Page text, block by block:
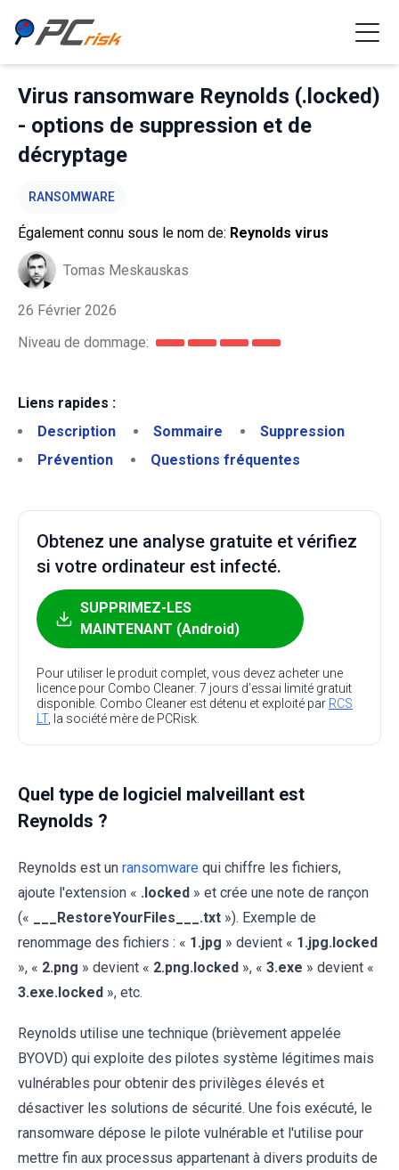
Virus ransomware Reynolds (.locked)
- options de suppression et de
décryptage
RANSOMWARE
Également connu sous le nom de: Reynolds virus
Tomas Meskauskas
26 Février 2026
Niveau de dommage:
Liens rapides :
Description
Sommaire
Suppression
Prévention
Questions fréquentes
Obtenez une analyse gratuite et vérifiez
si votre ordinateur est infecté.
SUPPRIMEZ-LES
MAINTENANT (Android)
Pour utiliser le produit complet, vous devez acheter une
licence pour Combo Cleaner. 7 jours d’essai limité gratuit
disponible. Combo Cleaner est détenu et exploité par RCS
LT, la société mère de PCRisk.
Quel type de logiciel malveillant est
Reynolds ?
Reynolds est un ransomware qui chiffre les fichiers,
ajoute l'extension « .locked » et crée une note de rançon
(«
___RestoreYourFiles___.txt »). Exemple de
renommage des fichiers : « 1.jpg » devient « 1.jpg.locked
», « 2.png » devient « 2.png.locked », « 3.exe » devient «
3.exe.locked », etc.
Reynolds utilise une technique (brièvement appelée
BYOVD) qui exploite des pilotes système légitimes mais
vulnérables pour obtenir des privilèges élevés et
désactiver les solutions de sécurité. Une fois exécuté, le
ransomware dépose le pilote vulnérable et l'utilise pour
mettre fin aux processus appartenant à divers produits de